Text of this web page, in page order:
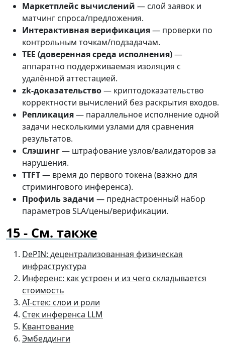
Маркетплейс вычислений — слой заявок и
матчинг спроса/предложения.
Интерактивная верификация— проверки по
контрольным точкам/подзадачам.
TEE (доверенная среда исполнения)—
аппаратно поддерживаемая изоляция с
удалённой аттестацией.
zk-доказательство— криптодоказательство
корректности вычислений без раскрытия входов.
Репликация— параллельное исполнение одной
задачи несколькими узлами для сравнения
результатов.
Слэшинг— штрафование узлов/валидаторов за
нарушения.
TTFT— время до первого токена (важно для
стримингового инференса).
Профиль задачи — преднастроенный набор
параметров SLA/цены/верификации.
См. также
DePIN: децентрализованная физическая
инфраструктура
Инференс: как устроен и из чего складывается
стоимость
AI-стек: слои и роли
Стек инференса LLM
Квантование
Эмбеддинги